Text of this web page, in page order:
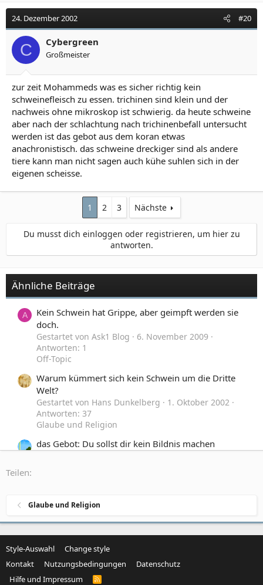
24. Dezember 2002 #20
C Cybergreen
Großmeister
zur zeit Mohammeds was es sicher richtig kein
schweinefleisch zu essen. trichinen sind klein und der
nachweis ohne mikroskop ist schwierig. da heute schweine
aber nach der schlachtung nach trichinenbefall untersucht
werden ist das gebot aus dem koran etwas
anachronistisch. das schweine dreckiger sind als andere
tiere kann man nicht sagen auch kühe suhlen sich in der
eigenen scheisse.
1 2 3 Nächste
Du musst dich einloggen oder registrieren, um hier zu
antworten.
Ähnliche Beiträge
A
Kein Schwein hat Grippe, aber geimpft werden sie
doch.
Gestartet von Ask1 Blog
6. November 2009
Antworten: 1
Off-Topic
Warum kümmert sich kein Schwein um die Dritte
Welt?
Gestartet von Hans Dunkelberg
1. Oktober 2002
Antworten: 37
Glaube und Religion
das Gebot: Du sollst dir kein Bildnis machen
Gestartet von allbach
Antworten: 40
Teilen:
Glaube und Religion
Style-Auswahl
Change style
Kontakt
Nutzungsbedingungen
Datenschutz
Hilfe und Impressum
R